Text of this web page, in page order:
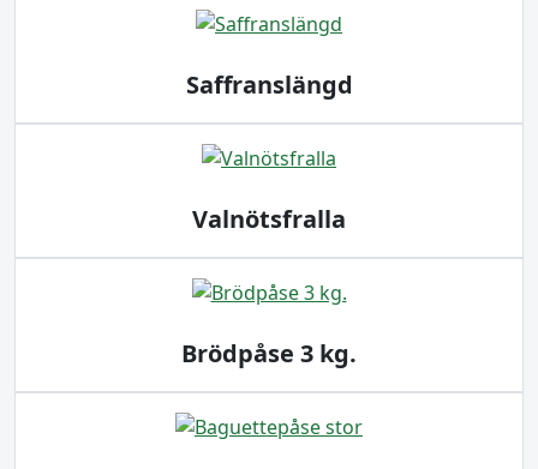
Saffranslängd
Valnötsfralla
Brödpåse 3 kg.